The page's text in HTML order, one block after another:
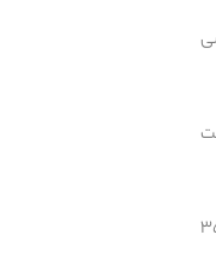
درصد پیشرفت
از دیگر موضوعات است. پروژه‌ای تحت عنوان خط انتقال آب با ۳۵